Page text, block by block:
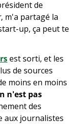
up, ça peut te
est sorti, et les
de sources
moins en moins
n'est pas
des
aux journalistes